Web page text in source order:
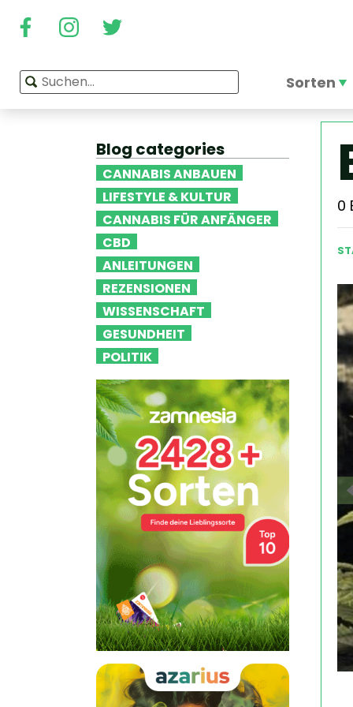
Sorten
Blog categories
CANNABIS ANBAUEN
LIFESTYLE & KULTUR
CANNABIS FÜR ANFÄNGER
CBD
ANLEITUNGEN
REZENSIONEN
WISSENSCHAFT
GESUNDHEIT
POLITIK
0